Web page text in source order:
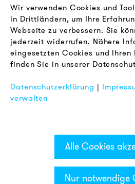
Newsletter
RECHTLICHES
AGB
Datenschutz
FAQ
Wir verwenden Cookies und
in Drittländern, um Ihre
Webseite zu verbessern. Sie
jederzeit widerrufen. Nähere
eingesetzten Cookies und Ihren
finden Sie in unserer
Datenschutzerklärung |
verwalten
Alle Cookies
Nur notwendige